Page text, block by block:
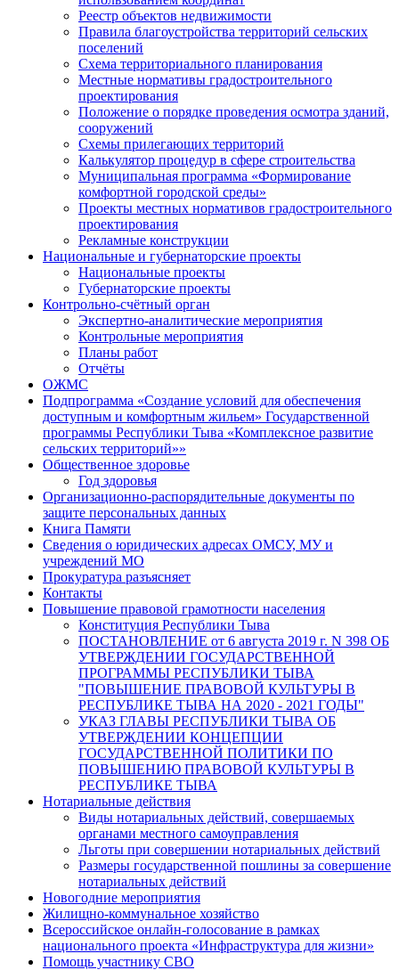
Реестр объектов недвижимости
Правила благоустройства территорий сельских
поселений
Схема территориального планирования
Местные нормативы градостроительного
проектирования
Положение о порядке проведения осмотра зданий,
сооружений
Схемы прилегающих территорий
Калькулятор процедур в сфере строительства
Муниципальная программа «Формирование
комфортной городской среды»
Проекты местных нормативов градостроительного
проектирования
Рекламные конструкции
Национальные и губернаторские проекты
Национальные проекты
Губернаторские проекты
Контрольно-счётный орган
Экспертно-аналитические мероприятия
Контрольные мероприятия
Планы работ
Отчёты
ОЖМС
Подпрограмма «Создание условий для обеспечения
доступным и комфортным жильем» Государственной
программы Республики Тыва «Комплексное развитие
сельских территорий»»
Общественное здоровье
Год здоровья
Организационно-распорядительные документы по
защите персональных данных
Книга Памяти
Сведения о юридических адресах ОМСУ, МУ и
учреждений МО
Прокуратура разъясняет
Контакты
Повышение правовой грамотности населения
Конституция Республики Тыва
ПОСТАНОВЛЕНИЕ от 6 августа 2019 г. N 398 ОБ
УТВЕРЖДЕНИИ ГОСУДАРСТВЕННОЙ
ПРОГРАММЫ РЕСПУБЛИКИ ТЫВА
"ПОВЫШЕНИЕ ПРАВОВОЙ КУЛЬТУРЫ В
РЕСПУБЛИКЕ ТЫВА НА 2020 - 2021 ГОДЫ"
УКАЗ ГЛАВЫ РЕСПУБЛИКИ ТЫВА ОБ
УТВЕРЖДЕНИИ КОНЦЕПЦИИ
ГОСУДАРСТВЕННОЙ ПОЛИТИКИ ПО
ПОВЫШЕНИЮ ПРАВОВОЙ КУЛЬТУРЫ В
РЕСПУБЛИКЕ ТЫВА
Нотариальные действия
Виды нотариальных действий, совершаемых
органами местного самоуправления
Льготы при совершении нотариальных действий
Размеры государственной пошлины за совершение
нотариальных действий
Новогодние мероприятия
Жилищно-коммунальное хозяйство
Всероссийское онлайн-голосование в рамках
национального проекта «Инфраструктура для жизни»
Помощь участнику СВО